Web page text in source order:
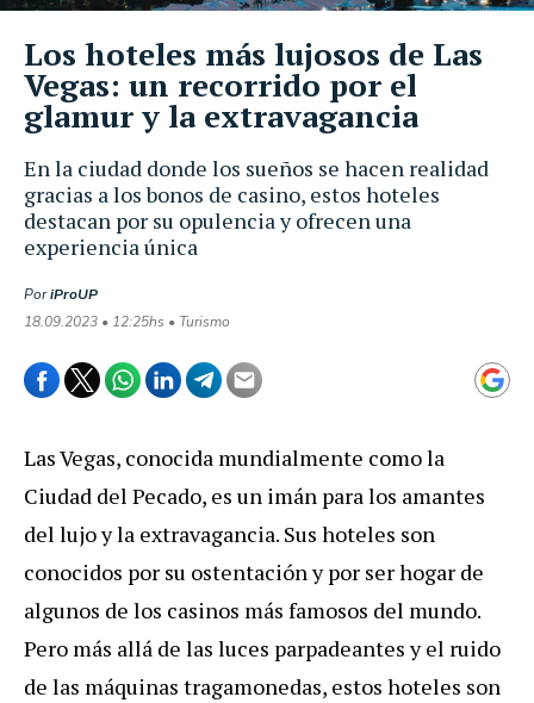
En la ciudad donde los sueños se hacen realidad
gracias a los bonos de casino, estos hoteles
destacan por su opulencia y ofrecen una
experiencia única
PoriProUP
18.09.2023 • 12:25hs • Turismo
Los hoteles más lujosos de Las
Vegas: un recorrido por el
glamur y la extravagancia
Las Vegas, conocida mundialmente como la
Ciudad del Pecado, es un imán para los amantes
del lujo y la extravagancia. Sus hoteles son
conocidos por su ostentación y por ser hogar de
algunos de los casinos más famosos del mundo.
Pero más allá de las luces parpadeantes y el ruido
de las máquinas tragamonedas, estos hoteles son